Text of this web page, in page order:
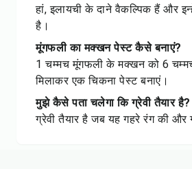
हां, इलायची के दाने वैकल्पिक हैं और
है।
मूंगफली का मक्खन पेस्ट कैसे बनाएं?
1 चम्मच मूंगफली के मक्खन को 6
मिलाकर एक चिकना पेस्ट बनाएं।
मुझे कैसे पता चलेगा कि ग्रेवी तैयार है?
ग्रेवी तैयार है जब यह गहरे रंग की और